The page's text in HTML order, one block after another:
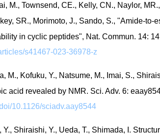
M., Townsend, CE., Kelly, CN., Naylor,
SR., Morimoto, J., Sando, S., "Amide-
in cyclic peptides", Nat. Commun. 14:
s41467-023-36978-z
M., Kofuku, Y., Natsume, M., Imai, S.,
acid revealed by NMR. Sci. Adv. 6:
10.1126/sciadv.aay8544
Y., Shiraishi, Y., Ueda, T., Shimada, I.